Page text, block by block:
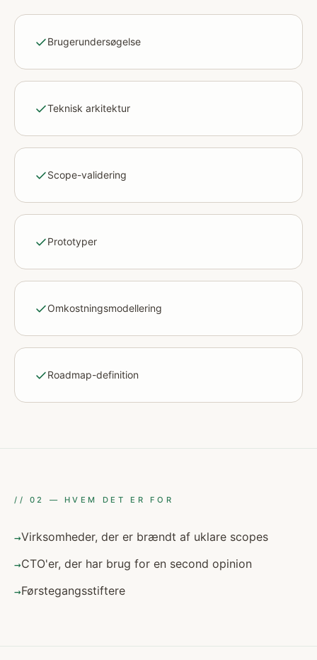
Brugerundersøgelse
Teknisk arkitektur
Scope-validering
Prototyper
Omkostningsmodellering
Roadmap-definition
// 02 — HVEM DET ER FOR
→Virksomheder, der er brændt af uklare scopes
→CTO'er, der har brug for en second opinion
→Førstegangsstiftere